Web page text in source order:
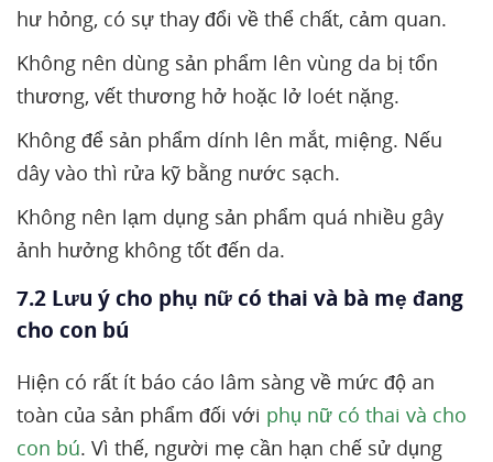
hư hỏng, có sự thay đổi về thể chất, cảm quan.
Không nên dùng sản phẩm lên vùng da bị tổn
thương, vết thương hở hoặc lở loét nặng.
Không để sản phẩm dính lên mắt, miệng. Nếu
dây vào thì rửa kỹ bằng nước sạch.
Không nên lạm dụng sản phẩm quá nhiều gây
ảnh hưởng không tốt đến da.
7.2 Lưu ý cho phụ nữ có thai và bà mẹ đang
cho con bú
Hiện có rất ít báo cáo lâm sàng về mức độ an
toàn của sản phẩm đối với phụ nữ có thai và cho
con bú. Vì thế, người mẹ cần hạn chế sử dụng